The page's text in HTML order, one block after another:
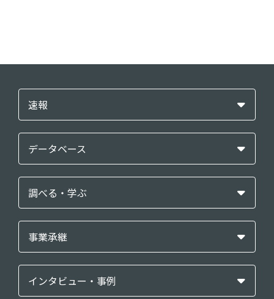
速報
データベース
調べる・学ぶ
事業承継
インタビュー・事例